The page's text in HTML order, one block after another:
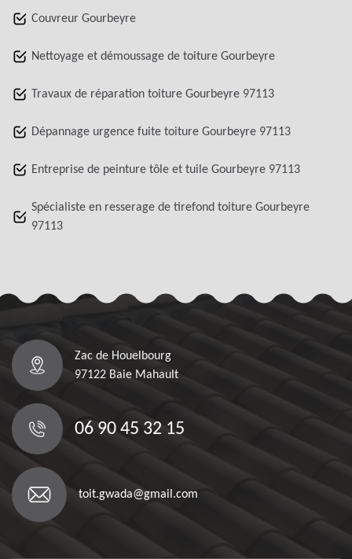
Couvreur Gourbeyre
Nettoyage et démoussage de toiture Gourbeyre
Travaux de réparation toiture Gourbeyre 97113
Dépannage urgence fuite toiture Gourbeyre 97113
Entreprise de peinture tôle et tuile Gourbeyre 97113
Spécialiste en resserage de tirefond toiture Gourbeyre
97113
Zac de Houelbourg
97122 Baie Mahault
06 90 45 32 15
toit.gwada@gmail.com